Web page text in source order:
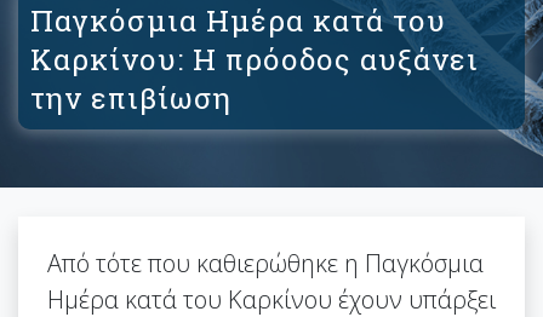
Παγκόσμια Ημέρα κατά του
Καρκίνου: Η πρόοδος αυξάνει
την επιβίωση
Από τότε που καθιερώθηκε η Παγκόσμια
Ημέρα κατά του Καρκίνου έχουν υπάρξει